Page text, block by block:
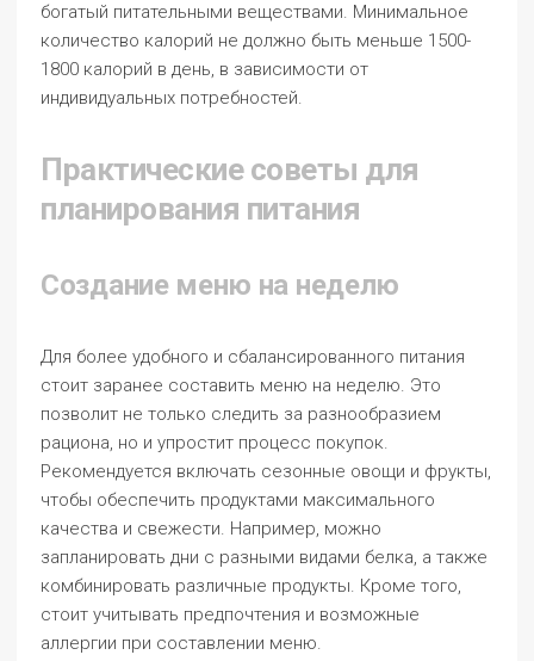
богатый питательными веществами. Минимальное
количество калорий не должно быть меньше 1500-
1800 калорий в день, в зависимости от
индивидуальных потребностей.
Практические советы для
планирования питания
Создание меню на неделю
Для более удобного и сбалансированного питания
стоит заранее составить меню на неделю. Это
позволит не только следить за разнообразием
рациона, но и упростит процесс покупок.
Рекомендуется включать сезонные овощи и фрукты,
чтобы обеспечить продуктами максимального
качества и свежести. Например, можно
запланировать дни с разными видами белка, а также
комбинировать различные продукты. Кроме того,
стоит учитывать предпочтения и возможные
аллергии при составлении меню.